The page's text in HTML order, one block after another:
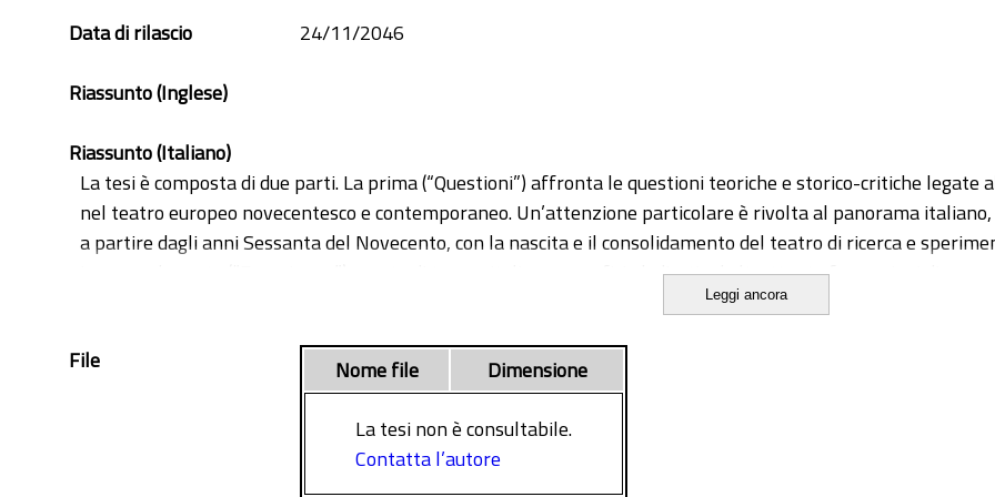
Data di rilascio
24/11/2046
Riassunto (Inglese)
Riassunto (Italiano)
La tesi è composta di due parti. La prima (“Questioni”) affronta le questioni teoriche e storico-critiche
nel teatro europeo novecentesco e contemporaneo. Un’attenzione particolare è rivolta al panorama
a partire dagli anni Sessanta del Novecento, con la nascita e il consolidamento del teatro di ricerca e
La seconda parte (“Esperienze”) consta di tre capitoli monografici, dedicati ad altrettante formazioni di
secolo scorso, e tuttora attive: la Socìetas Raffaello Sanzio (Cesena), in particolare in riferimento al ciclo
(Palermo), rispetto agli spettacoli della “Trilogia palermitana”.
La Conclusione raccoglie quindi gli spunti critici emersi dal dialogo con la biliografia esistente e dallo studio
di lettura del teatro italiano contemporaneo che, attraverso il riferimento alle esperienze collettive, formula
fondamentali, a partire dalla definizione di regia e di sistema teatrale.
Leggi ancora
File Nome file
Dimensione
La tesi non è consultabile.
Contatta l’autore